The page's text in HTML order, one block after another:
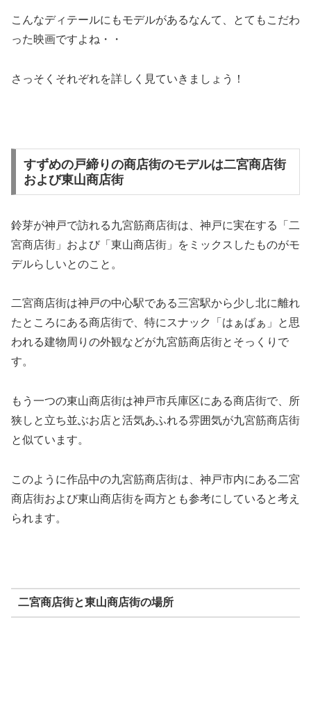
こんなディテールにもモデルがあるなんて、とてもこだわ
った映画ですよね・・
さっそくそれぞれを詳しく見ていきましょう！
すずめの戸締りの商店街のモデルは二宮商店街
および東山商店街
鈴芽が神戸で訪れる九宮筋商店街は、神戸に実在する「二
宮商店街」および「東山商店街」をミックスしたものがモ
デルらしいとのこと。
二宮商店街は神戸の中心駅である三宮駅から少し北に離れ
たところにある商店街で、特にスナック「はぁばぁ」と思
われる建物周りの外観などが九宮筋商店街とそっくりで
す。
もう一つの東山商店街は神戸市兵庫区にある商店街で、所
狭しと立ち並ぶお店と活気あふれる雰囲気が九宮筋商店街
と似ています。
このように作品中の九宮筋商店街は、神戸市内にある二宮
商店街および東山商店街を両方とも参考にしていると考え
られます。
二宮商店街と東山商店街の場所